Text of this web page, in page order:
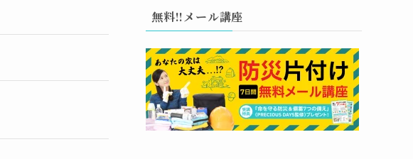
無料!!メール講座